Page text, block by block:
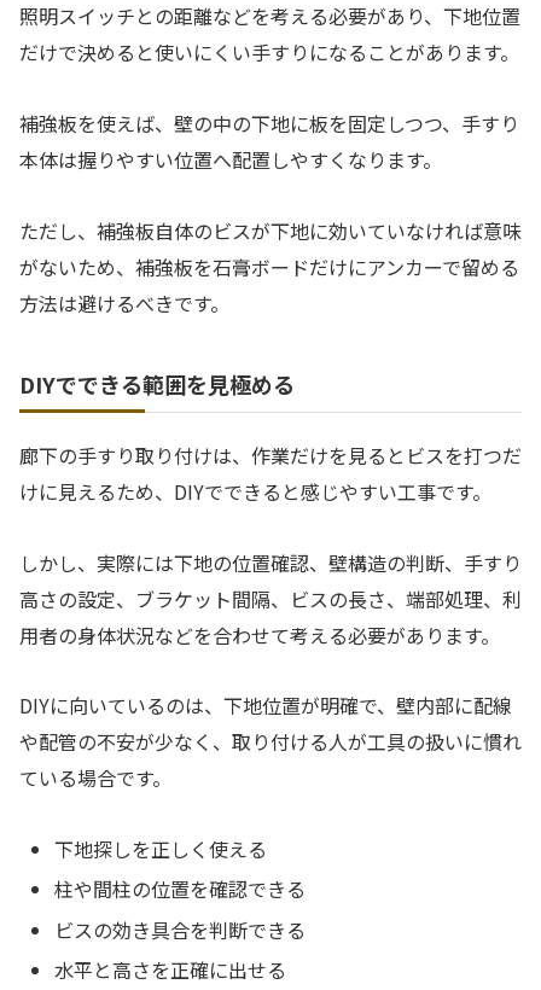
照明スイッチとの距離などを考える必要があり、下地位置
だけで決めると使いにくい手すりになることがあります。
補強板を使えば、壁の中の下地に板を固定しつつ、手すり
本体は握りやすい位置へ配置しやすくなります。
ただし、補強板自体のビスが下地に効いていなければ意味
がないため、補強板を石膏ボードだけにアンカーで留める
方法は避けるべきです。
DIYでできる範囲を見極める
廊下の手すり取り付けは、作業だけを見るとビスを打つだ
けに見えるため、DIYでできると感じやすい工事です。
しかし、実際には下地の位置確認、壁構造の判断、手すり
高さの設定、ブラケット間隔、ビスの長さ、端部処理、利
用者の身体状況などを合わせて考える必要があります。
DIYに向いているのは、下地位置が明確で、壁内部に配線
や配管の不安が少なく、取り付ける人が工具の扱いに慣れ
ている場合です。
下地探しを正しく使える
柱や間柱の位置を確認できる
ビスの効き具合を判断できる
水平と高さを正確に出せる